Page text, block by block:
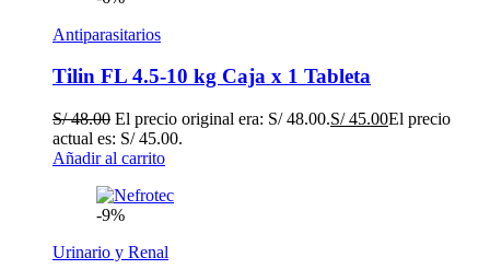
Antiparasitarios
Tilin FL 4.5-10 kg Caja x 1 Tableta
S/48.00 El precio original era: S/ 48.00.S/45.00El precio
actual es: S/ 45.00.
Añadir al carrito
-9%
Urinario y Renal